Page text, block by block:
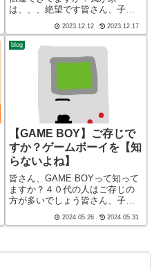
は、、、絶望です皆さん、子育
ート バージョン（blog short
ver）こんばんわ、迷答座布団ブ
ログの運営をしている ざぶ
(@meitou_zabuton)...
2023.12.12 2023.12.17
blog
【GAME BOY】ご存じで
すか？ゲームボーイを【知
らないよね】
皆さん、GAME BOYって知って
ますか？４０代の人はご存じの
方が多いでしょう皆さん、子育
ート バージョン（blog short
(@meitou_zabu...
2024.05.26 2024.05.31